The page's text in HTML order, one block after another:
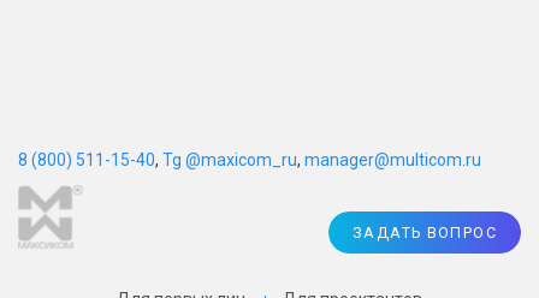
ЗАДАТЬ ВОПРОС
8 (800) 511-15-40, Tg @maxicom_ru, manager@multicom.ru